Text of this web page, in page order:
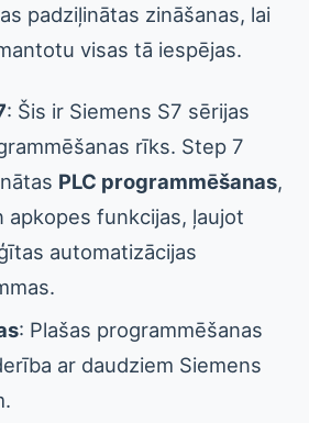
padziļinātas zināšanas, lai
visas tā iespējas.
: Šis ir Siemens S7 sērijas
rīks. Step 7
PLC programmēšanas,
apkopes funkcijas, ļaujot
automatizācijas
: Plašas programmēšanas
ar daudziem Siemens